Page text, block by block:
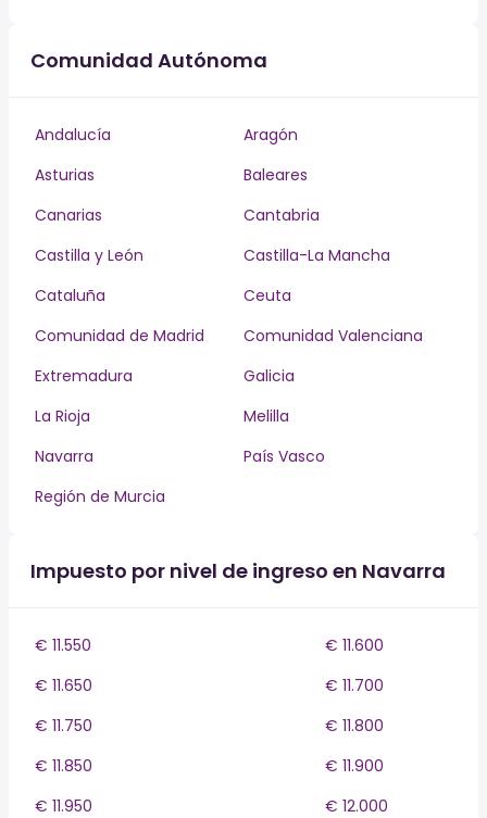
Comunidad Autónoma
Andalucía
Aragón
Asturias
Baleares
Canarias
Cantabria
Castilla y León
Castilla-La Mancha
Cataluña
Ceuta
Comunidad de Madrid
Comunidad Valenciana
Extremadura
Galicia
La Rioja
Melilla
Navarra
País Vasco
Región de Murcia
Impuesto por nivel de ingreso en Navarra
€ 11.550
€ 11.600
€ 11.650
€ 11.700
€ 11.750
€ 11.800
€ 11.850
€ 11.900
€ 11.950
€ 12.000